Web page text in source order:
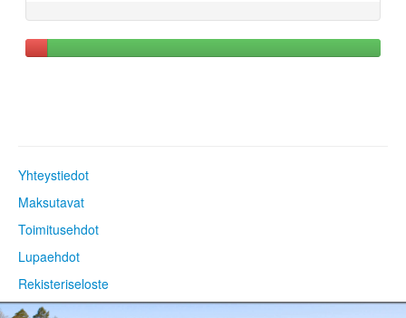
Yhteystiedot
Maksutavat
Toimitusehdot
Lupaehdot
Rekisteriseloste